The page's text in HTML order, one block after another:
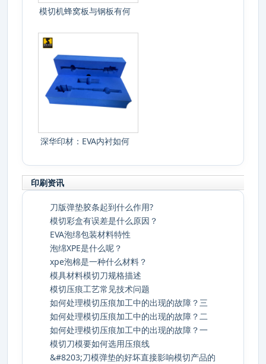
模切机蜂窝板与钢板有何
深华印材：EVA内衬如何
印刷资讯
刀版弹垫胶条起到什么作用?
模切彩盒有误差是什么原因？
EVA泡绵包装材料特性
泡绵XPE是什么呢？
xpe泡棉是一种什么材料？
模具材料模切刀规格描述
模切压痕工艺常见技术问题
如何处理模切压痕加工中的出现的故障？三
如何处理模切压痕加工中的出现的故障？二
如何处理模切压痕加工中的出现的故障？一
模切刀模要如何选用压痕线
&#8203;刀模弹垫的好坏直接影响模切产品的